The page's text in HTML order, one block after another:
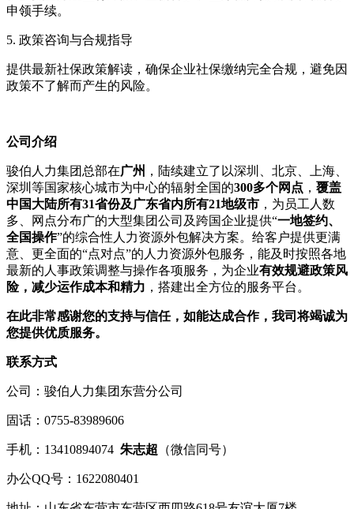
申领手续。
5. 政策咨询与合规指导
提供最新社保政策解读，确保企业社保缴纳完全合规，避免因
政策不了解而产生的风险。
公司介绍
骏伯人力集团总部在广州 ，陆续建立了以深圳、北京、上海、
深圳等国家核心城市为中心的辐射全国的300多个网点 ， 覆盖
中国大陆所有31省份及广东省内所有21地级市 ，为员工人数
多、网点分布广的大型集团公司及跨国企业提供“一地签约、
全国操作”的综合性人力资源外包解决方案。给客户提供更满
意、更全面的“点对点”的人力资源外包服务，能及时按照各地
最新的人事政策调整与操作各项服务，为企业有效规避政策风
险，减少运作成本和精力 ，搭建出全方位的服务平台。
在此非常感谢您的支持与信任，如能达成合作，我司将竭诚为
您提供优质服务。
联系方式
公司：骏伯人力集团东营分公司
固话：0755-83989606
手机：13410894074 朱志超 （微信同号）
办公QQ号：1622080401